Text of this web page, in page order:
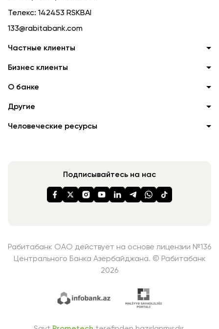
Частные клиенты
Бизнес клиенты
О банке
Другие
Человеческие ресурсы
Телекс: 142453 RSKBAI
133@rabitabank.com
Подписывайтесь на нас
Рабитабанк ОАО действует на основе лицензии №136
Центрального Банка Азербайджана. © Рабитабанк
2026